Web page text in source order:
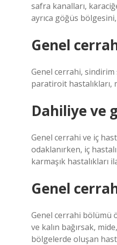
safra kanalları,
ayrıca göğüs
Genel
Genel cerrahi, sindirim
paratiroit hastalıkları,
Dahiliye ve
Genel cerrahi ve iç
odaklanırken, iç
karmaşık hastalıkları
Genel
Genel cerrahi bölümü
ve kalın bağırsak,
bölgelerde oluşan